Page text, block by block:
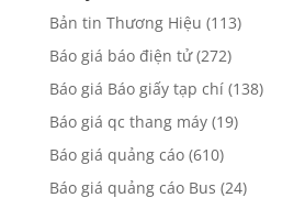
Bản tin Thương Hiệu (113)
Báo giá báo điện tử(272)
Báo giá Báo giấy tạp chí(138)
Báo giá qc thang máy(19)
Báo giá quảng cáo(610)
Báo giá quảng cáo Bus (24)